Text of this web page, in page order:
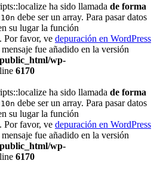
ha sido llamada de forma
debe ser un array. Para pasar datos
su lugar la función
. Por favor, ve depuración en WordPress
fue añadido en la versión
wp-
6170
ha sido llamada de forma
debe ser un array. Para pasar datos
su lugar la función
. Por favor, ve depuración en WordPress
fue añadido en la versión
wp-
6170